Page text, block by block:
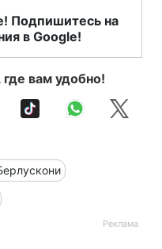
Подпишитесь на
в Google!
вам удобно!